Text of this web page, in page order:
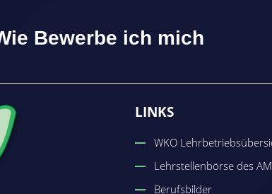
Bewerbe ich mich
LINKS
WKO
Lehrstellenbörse des
Berufsbilder